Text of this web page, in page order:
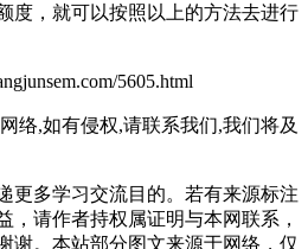
度，就可以按照以上的方法去进行
5605.html
络,如有侵权,请联系我们,我们将及
更多学习交流目的。若有来源标注
，请作者持权属证明与本网联系，
谢。本站部分图文来源于网络，仅